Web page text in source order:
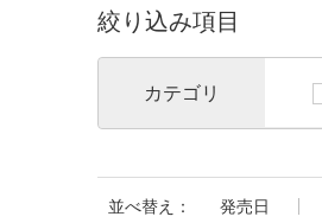
絞り込み項目
カテゴリ
並べ替え： 発売日